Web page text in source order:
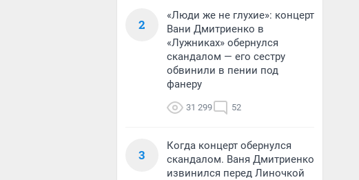
2
«Люди же не глухие»: концерт
Вани Дмитриенко в
«Лужниках» обернулся
скандалом — его сестру
обвинили в пении под
фанеру
31 299 52
3
Когда концерт обернулся
скандалом. Ваня Дмитриенко
извинился перед Линочкой